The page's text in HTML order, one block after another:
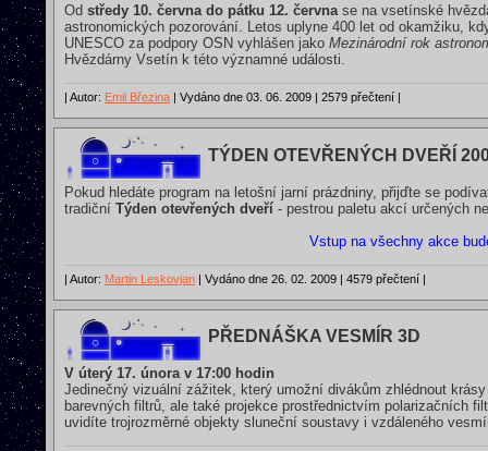
Od středy 10. června do pátku 12. červnase na vsetínské
astronomických pozorování. Letos uplyne 400 let od okamžiku,
UNESCO za podpory OSN vyhlášen jako Mezinárodní rok
Hvězdárny Vsetín k této významné události.
| Autor: Emil Březina | Vydáno dne 03. 06. 2009 | 2579 přečtení |
TÝDEN OTEVŘENÝCH DVEŘÍ
Pokud hledáte program na letošní jarní prázdniny, přijďte se
tradiční Týden otevřených dveří - pestrou paletu akcí určených
Vstup na všechny akce
| Autor: Martin Leskovjan | Vydáno dne 26. 02. 2009 | 4579 přečtení |
PŘEDNÁŠKA VESMÍR 3D
V úterý 17. února v 17:00 hodin
Jedinečný vizuální zážitek, který umožní divákům zhlédnout
barevných filtrů, ale také projekce prostřednictvím polarizačních
uvidíte trojrozměrné objekty sluneční soustavy i vzdáleného